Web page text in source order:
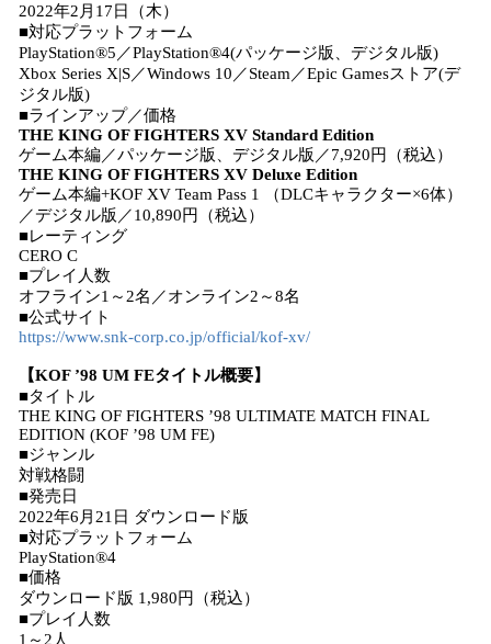
2022年2月17日（木）
■対応プラットフォーム
PlayStation®5／PlayStation®4(パッケージ版、デジタル版)
Xbox Series X|S／Windows 10／Steam／Epic Gamesストア(デ
ジタル版)
■ラインアップ／価格
THE KING OF FIGHTERS XV Standard Edition
ゲーム本編／パッケージ版、デジタル版／7,920円（税込）
THE KING OF FIGHTERS XV Deluxe Edition
ゲーム本編+KOF XV Team Pass 1 （DLCキャラクター×6体）
／デジタル版／10,890円（税込）
■レーティング
CERO C
■プレイ人数
オフライン1～2名／オンライン2～8名
■公式サイト
https://www.snk-corp.co.jp/official/kof-xv/
【KOF ’98 UM FEタイトル概要】
■タイトル
THE KING OF FIGHTERS ’98 ULTIMATE MATCH FINAL
EDITION (KOF ’98 UM FE)
■ジャンル
対戦格闘
■発売日
2022年6月21日 ダウンロード版
■対応プラットフォーム
PlayStation®4
■価格
ダウンロード版 1,980円（税込）
■プレイ人数
1～2人